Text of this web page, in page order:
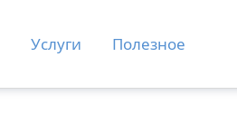
Услуги Полезное